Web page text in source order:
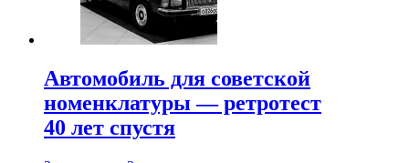
Автомобиль для советской
номенклатуры — ретротест
40 лет спустя